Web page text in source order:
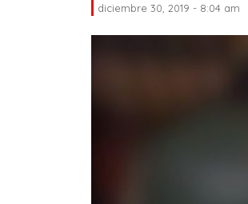
diciembre 30, 2019 - 8:04 am